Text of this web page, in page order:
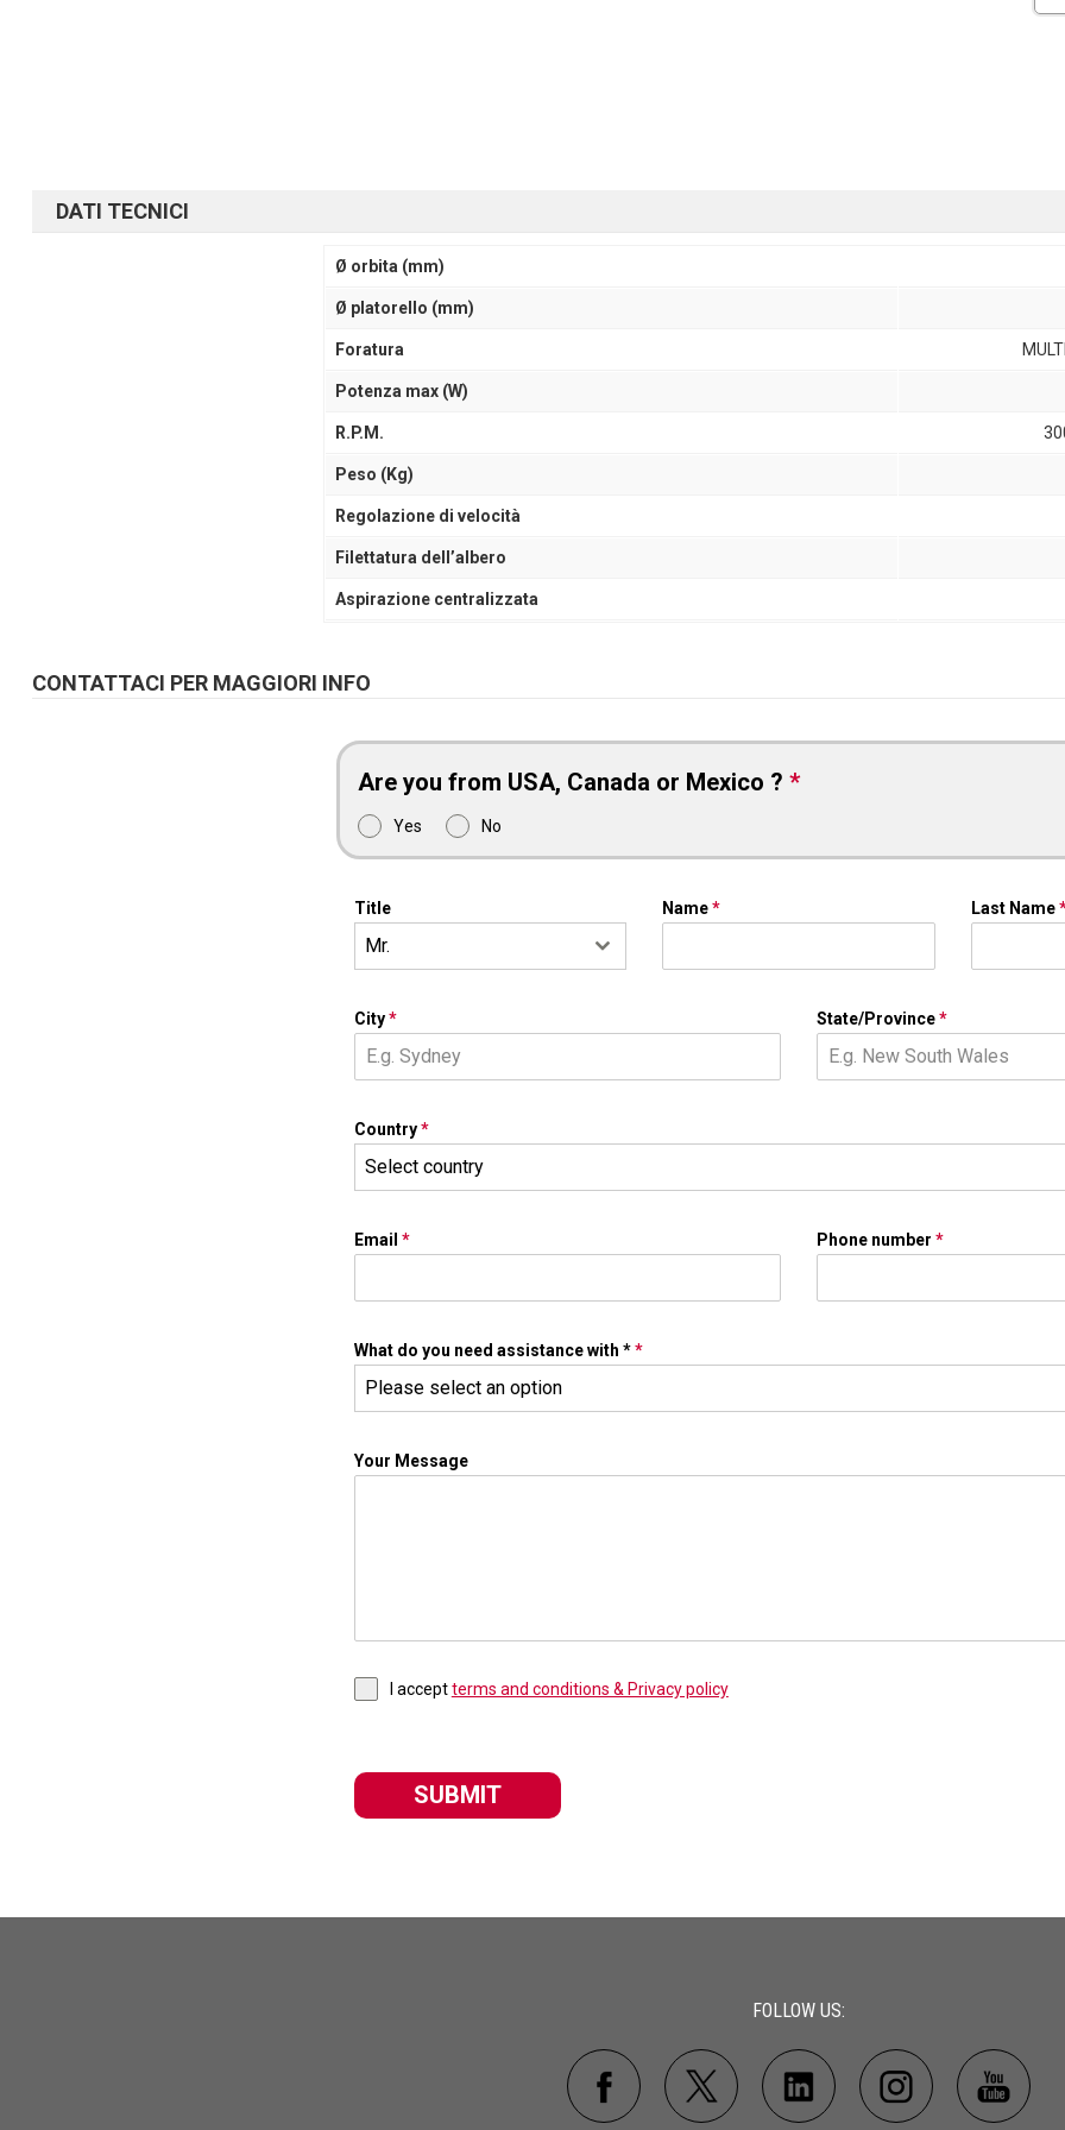
DATI TECNICI
Ø orbita (mm)
Ø platorello (mm)
Foratura
Potenza max (W)
R.P.M.
Peso (Kg)
Regolazione di velocità
Filettatura dell’albero
Aspirazione centralizzata
CONTATTACI PER MAGGIORI INFO
Are you from USA, Canada or Mexico ? *
Yes No
Title
Mr.
Name* Last Name
City* State/Province*
Country*
Select country
Email * Phone number *
What do you need assistance with **
Please select an option
Your Message
I acceptterms and conditions & Privacy policy
SUBMIT
FOLLOW US: